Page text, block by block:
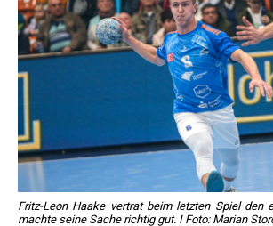
Fritz-Leon Haake vertrat beim letzten Spiel den
machte seine Sache richtig gut. I Foto: Marian